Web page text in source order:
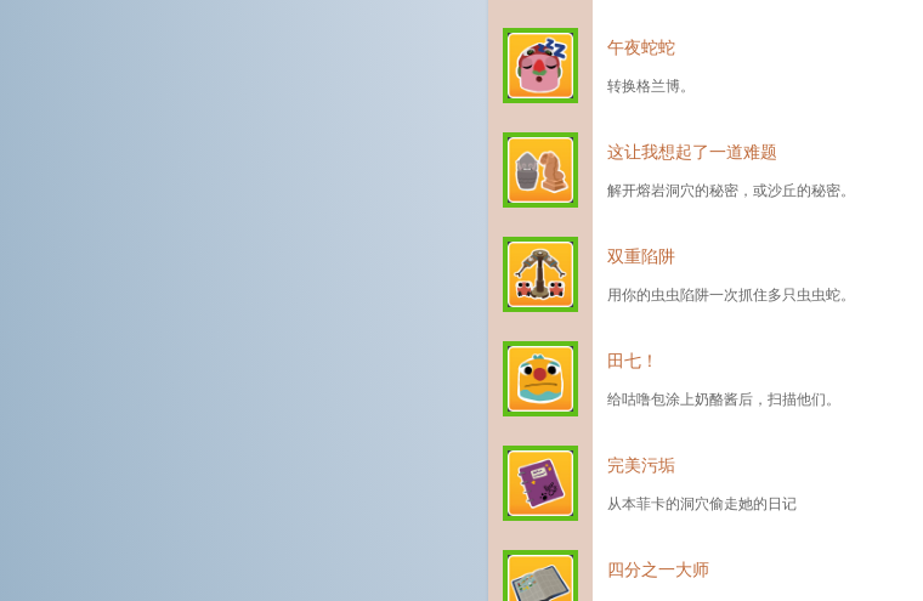
午夜蛇蛇
转换格兰博。
这让我想起了一道难题
解开熔岩洞穴的秘密，或沙丘的秘密。
双重陷阱
用你的虫虫陷阱一次抓住多只虫虫蛇。
田七！
给咕噜包涂上奶酪酱后，扫描他们。
完美污垢
从本菲卡的洞穴偷走她的日记
四分之一大师